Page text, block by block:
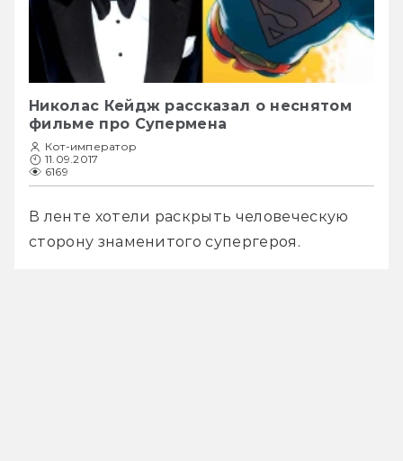
Николас Кейдж рассказал о неснятом
фильме про Супермена
Кот-император
11.09.2017
6169
В ленте хотели раскрыть человеческую
сторону знаменитого супергероя.